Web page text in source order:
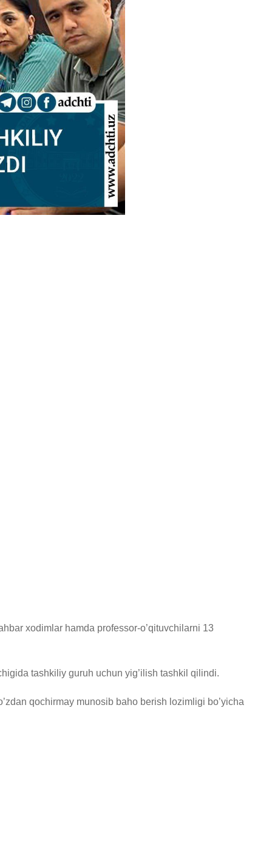
xodimlar hamda professor-o’qituvchilarni 13
tashkiliy guruh uchun yig’ilish tashkil qilindi.
qochirmay munosib baho berish lozimligi bo’yicha